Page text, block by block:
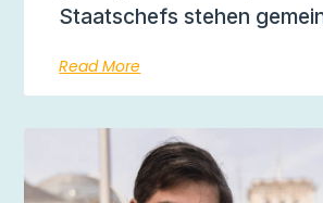
Staatschefs stehen
Read More